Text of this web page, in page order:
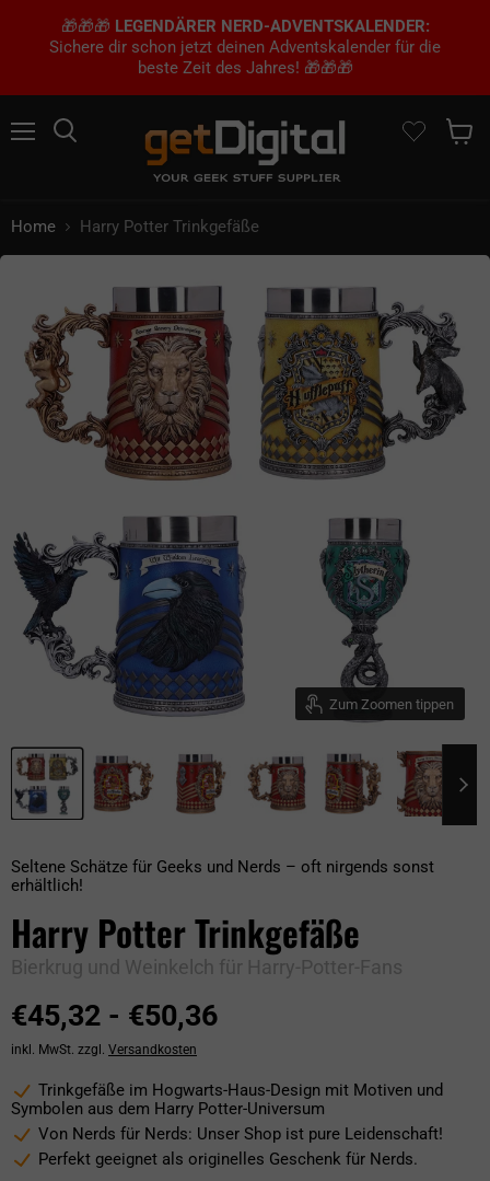
🎁🎁🎁 LEGENDÄRER NERD-ADVENTSKALENDER:
Sichere dir schon jetzt deinen Adventskalender für die
beste Zeit des Jahres! 🎁🎁🎁
Home Harry Potter Trinkgefäße
Zum Zoomen tippen
Seltene Schätze für Geeks und Nerds – oft nirgends sonst
erhältlich!
Harry Potter Trinkgefäße
Bierkrug und Weinkelch für Harry-Potter-Fans
€45,32 - €50,36
inkl. MwSt. zzgl. Versandkosten
Trinkgefäße im Hogwarts-Haus-Design mit Motiven und
Symbolen aus dem Harry Potter-Universum
Von Nerds für Nerds: Unser Shop ist pure Leidenschaft!
Perfekt geeignet als originelles Geschenk für Nerds.